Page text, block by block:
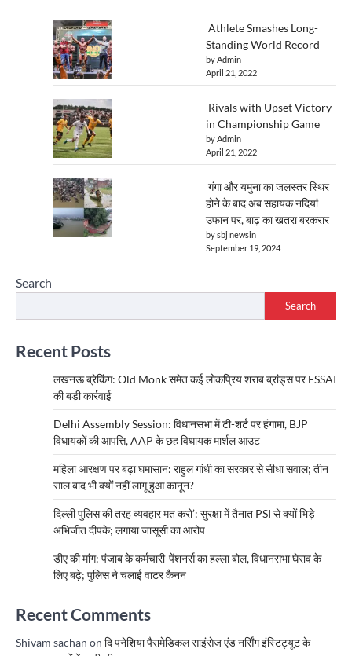
Athlete Smashes Long-
Standing World Record
by Admin
April 21, 2022
Rivals with Upset Victory
in Championship Game
by Admin
April 21, 2022
गंगा और यमुना का जलस्तर स्थिर
होने के बाद अब सहायक नदियां
उफान पर, बाढ़ का खतरा बरकरार
by sbj newsin
September 19, 2024
Search
Search
Recent Posts
लखनऊ ब्रेकिंग: Old Monk समेत कई लोकप्रिय शराब ब्रांड्स पर FSSAI
की बड़ी कार्रवाई
Delhi Assembly Session: विधानसभा में टी-शर्ट पर हंगामा, BJP
विधायकों की आपत्ति, AAP के छह विधायक मार्शल आउट
महिला आरक्षण पर बढ़ा घमासान: राहुल गांधी का सरकार से सीधा सवाल; तीन
साल बाद भी क्यों नहीं लागू हुआ कानून?
दिल्ली पुलिस की तरह व्यवहार मत करो’: सुरक्षा में तैनात PSI से क्यों भिड़े
अभिजीत दीपके; लगाया जासूसी का आरोप
डीए की मांग: पंजाब के कर्मचारी-पेंशनर्स का हल्ला बोल, विधानसभा घेराव के
लिए बढ़े; पुलिस ने चलाई वाटर कैनन
Recent Comments
Shivam sachan on दि पनेशिया पैरामेडिकल साइंसेज एंड नर्सिंग इंस्टिट्यूट के